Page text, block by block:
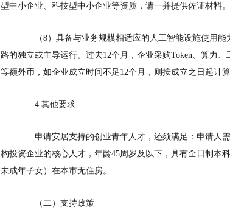
型中小企业、科技型中小企业等资质，请一并提供佐证材料。
（8）具备与业务规模相适应的人工智能设施使用能
路的独立或主导运行。过去12个月，企业采购Token、算力
等额外币，如企业成立时间不足12个月，则按成立之日起计算
4.其他要求
申请安居支持的创业青年人才，还须满足：申请人
构投资企业的核心人才，年龄45周岁及以下，具有全日制本
未成年子女）在本市无住房。
（二）支持政策